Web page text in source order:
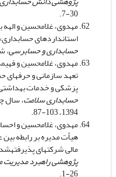
30-7.
استانداردهای حسابداری»
حسابداری و حسابرسی،
تعهد سازمانی و حرفه­ای
پزشکی و خدمات
حسابداری سلامت،سال
1394، 103-87.
هیأت مدیره بر رابطه
مالی شرکت­های
پژوهشی راهبرد مدیریت